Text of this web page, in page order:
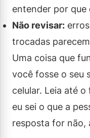
entender por que
Não revisar:
trocadas
Uma coisa que
você fosse o seu
celular. Leia até
eu sei o que a
resposta for não,